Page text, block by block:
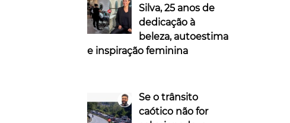
Silva, 25 anos de
dedicação à
beleza, autoestima
e inspiração feminina
Se o trânsito
caótico não for